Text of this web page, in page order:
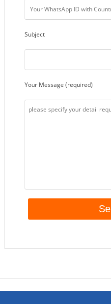
Subject
Your Message (required)